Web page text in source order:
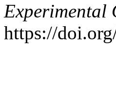
Experimental
https://